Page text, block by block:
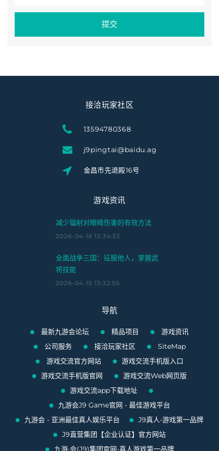
提交
接洽玩家社区
13594780368
j9pingtai@baidu.ag
金昌市先退殿16号
游戏资讯
减少辐射对眼睛伤害的有效方法
2026-04-16 13:34:53
全面战争三国：征服他人，掌握武
将技能
2026-04-15 13:32:56
导航
最新九游会论坛 精品项目
游戏资讯
公司服务
接洽玩家社区
SiteMap
游戏交流官方网站
游戏交流手机版入口
游戏交流手机版官网
游戏交流Web网页版
游戏交流app下载地址
九游会J9 Game官网 - 最佳游戏平台
九游会 - 亚洲最佳真人娱乐平台
J9真人-游戏第一品牌
J9直营集团【企业认证】官方网站